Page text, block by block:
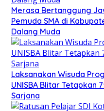
Merasa Bertanggung
Pemuda SMA di
Dalang Muda
Laksanakan Wisuda
UNISBA Blitar Tetapkan
Sarjana